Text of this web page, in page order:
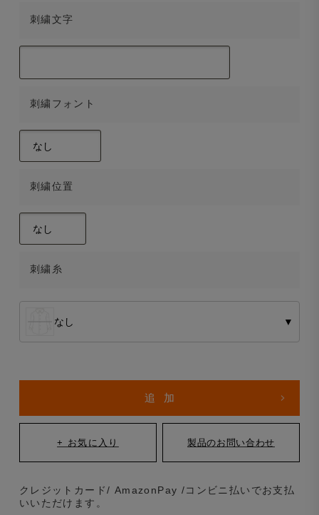
刺繍文字
刺繍フォント
刺繍位置
刺繍糸
なし ▼
クレジットカード/ AmazonPay /コンビニ払いでお支払
いいただけます。